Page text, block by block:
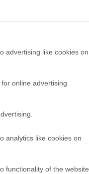
advertising like cookies on
online advertising
analytics like cookies on
functionality of the website